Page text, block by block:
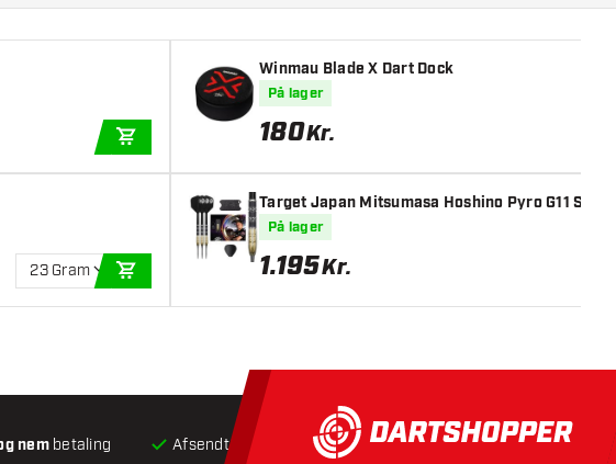
23 Gram
Winmau Blade X Dart Dock
På lager
180Kr.
Target Japan Mitsumasa Hoshino Pyro G11
På lager
1.195Kr.
nembetaling Afsendt inden for 24 timer Gratisfragt ved køb over